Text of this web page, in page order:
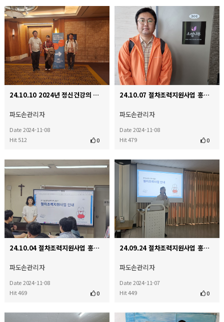
24.10.10 2024년 정신건강의 날 기념식 및 포럼
파도손관리자
Date 2024-11-08
Hit 512
0
24.10.07 절차조력지원사업 홍보를 위한 소망나무 기관방문
파도손관리자
Date 2024-11-08
Hit 479
0
24.10.04 절차조력지원사업 홍보를 위한 성모다움 기관방문
파도손관리자
Date 2024-11-08
Hit 469
0
24.09.24 절차조력지원사업 홍보를 위한 태화샘솟는집 기관방문
파도손관리자
Date 2024-11-07
Hit 449
0